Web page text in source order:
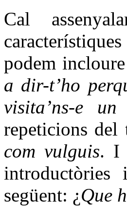
Cal
podem
a dir-t’ho
visita’ns-e
repeticions del
com vulguis. I
introductòries
següent: ¿Que